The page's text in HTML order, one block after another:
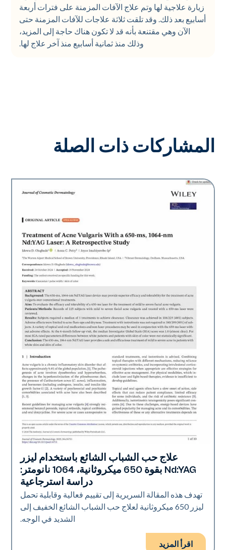
زيارة علاجية لها وتم علاج الآفات المزمنة على فترات أربعة
أسابيع بعد ذلك. وقد تلقت ثلاثة علاجات للآفات المزمنة حتى
الآن وهي مقتنعة بأنه قد لا تكون هناك حاجة إلى المزيد،
وذلك منذ ثمانية أسابيع منذ آخر علاج لها.
المشاركات ذات الصلة
حب الشبابعلاج حب الشباب الشائع باستخدام ليزر
Nd:YAG بقوة 650 ميكروثانية، 1064 نانومتر:
دراسة استرجاعية
تهدف هذه المقالة السريرية إلى تقييم فعالية وقابلية تحمل
ليزر 650 ميكروثانية لعلاج حب الشباب الشائع الخفيف إلى
الشديد في الوجه.
اقرأ المزيد